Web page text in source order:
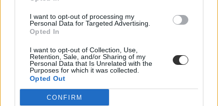
I want to opt-out of processing my
Personal Data for Targeted Advertising.
Opted In
I want to opt-out of Collection, Use,
Retention, Sale, and/or Sharing of my
Personal Data that Is Unrelated with the
Purposes for which it was collected.
Opted Out
CONFIRM